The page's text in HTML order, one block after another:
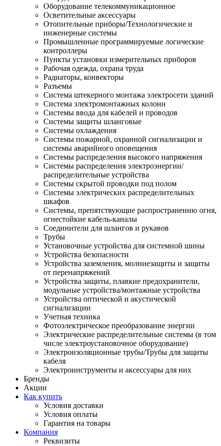
Оборудование телекоммуникационное
Осветительные аксессуары
Отопительные приборы/Технологические и
инженерные системы
Промышленные программируемые логические
контроллеры
Пункты установки измерительных приборов
Рабочая одежда, охрана труда
Радиаторы, конвекторы
Разъемы
Система штекерного монтажа электросети зданий
Система электромонтажных колонн
Системы ввода для кабелей и проводов
Системы защиты шланговые
Системы охлаждения
Системы пожарной, охранной сигнализации и
системы аварийного оповещения
Системы распределения высокого напряжения
Системы распределения электроэнергии/
распределительные устройства
Системы скрытой проводки под полом
Системы электрических распределительных
шкафов
Системы, препятствующие распространению огня,
огнестойкие кабель-каналы
Соединители для шлангов и рукавов
Трубы
Установочные устройства для системной шины
Устройства безопасности
Устройства заземления, молниезащиты и защиты
от перенапряжений
Устройства защиты, плавкие предохранители,
модульные устройства/монтажные устройства
Устройства оптической и акустической
сигнализации
Учетная техника
Фотоэлектрическое преобразование энергии
Электрические распределительные системы (в том
числе электроустановочное оборудование)
Электроизоляционные трубы/Трубы для защиты
кабеля
Электроинструменты и аксессуары для них
Бренды
Акции
Как купить
Условия доставки
Условия оплаты
Гарантия на товары
Компания
Реквизиты